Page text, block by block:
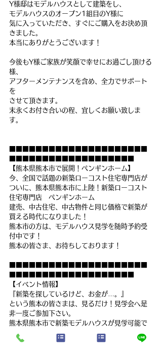
Y様邸はモデルハウスとして建築をし、
モデルハウスのオープン1組目のY様に
気に入っていただき、すぐにご購入をお決め頂
きました。
本当にありがとうございます！
今後もY様ご家族が笑顔で幸せにお過ごし頂ける
様、
アフターメンテナンスを含め、全力でサポート
を
させて頂きます。
末永くお付き合いの程、宜しくお願い致しま
す。
【熊本県熊本市で展開！ペンギンホーム】
今、全国で話題の新築ローコスト住宅専門店が
ついに、熊本県熊本市に上陸！新築ローコスト
住宅専門店　ペンギンホーム
建売、中古住宅、中古物件と同じ価格で新築が
買える時代になりました！
熊本市の方は、モデルハウス見学を随時予約受
付中です！
熊本の皆さま、お待ちしております！
【イベント情報】
『新築を探しているけど、お金が…。』
という熊本の皆さまは、見るだけ！見学会へ是
非一度ご参加下さい。
熊本県熊本市で新築モデルハウスが見学可能で
す。